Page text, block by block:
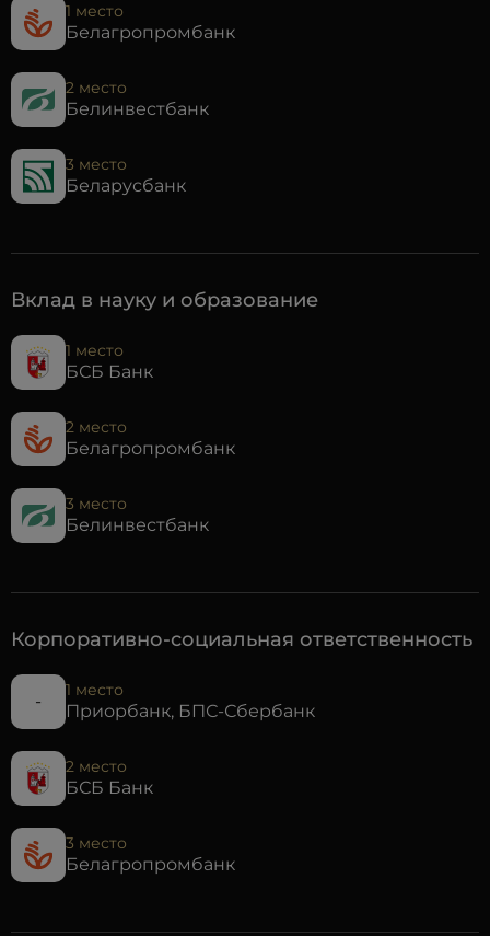
1 место
Белагропромбанк
2 место
Белинвестбанк
3 место
Беларусбанк
Вклад в науку и образование
1 место
БСБ Банк
2 место
Белагропромбанк
3 место
Белинвестбанк
Корпоративно-социальная ответственность
-
1 место
Приорбанк, БПС-Сбербанк
2 место
БСБ Банк
3 место
Белагропромбанк